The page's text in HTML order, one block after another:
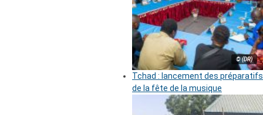
© (DR)
Tchad : lancement des préparatifs
de la fête de la musique